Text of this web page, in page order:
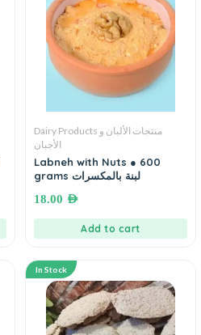
Dairy Products منتجات الألبان و
الأجبان
Labneh with Nuts ● 600
grams لبنة بالمكسرات
18.00 AED
Add to cart
In Stock